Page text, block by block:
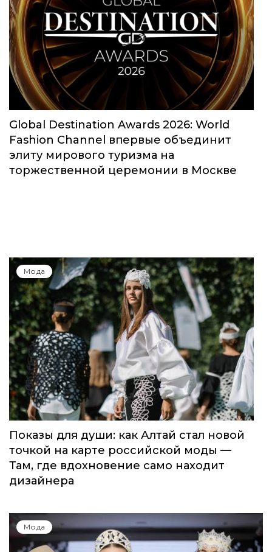
Global Destination Awards 2026: World
Fashion Channel впервые объединит
элиту мирового туризма на
торжественной церемонии в Москве
Мода
Показы для души: как Алтай стал новой
точкой на карте российской моды —
Там, где вдохновение само находит
дизайнера
Мода